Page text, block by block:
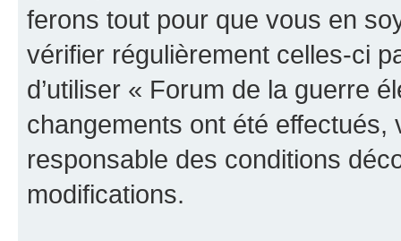
ferons tout pour que vous en
vérifier régulièrement celles-ci
d’utiliser « Forum de la guerre
changements ont été effectués,
responsable des conditions
modifications.